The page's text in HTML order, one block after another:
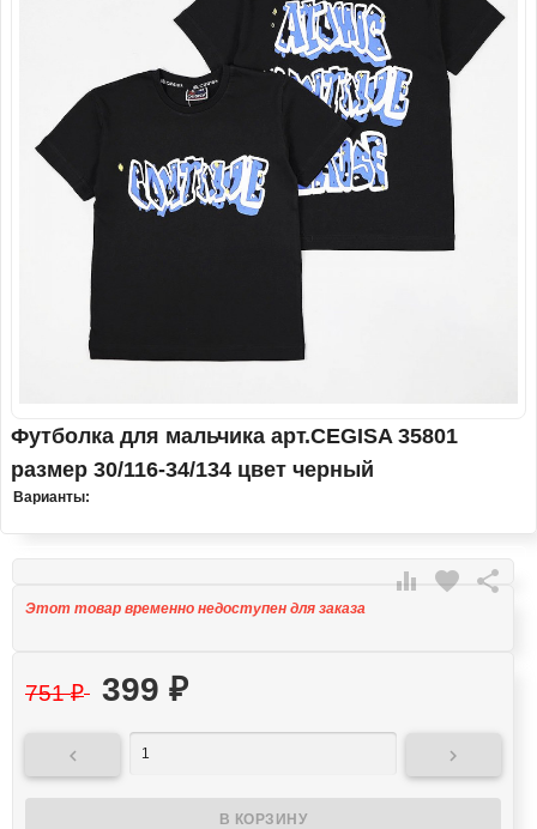
Футболка для мальчика арт.CEGISA 35801
размер 30/116-34/134 цвет черный
Варианты:
 favorite 
Этот товар временно недоступен для заказа
751₽ 399 ₽
 